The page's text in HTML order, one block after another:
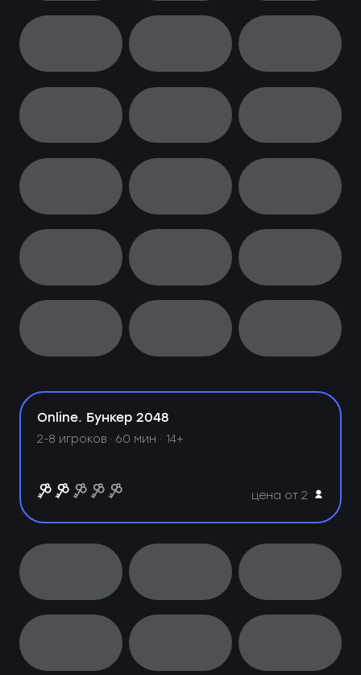
Online. Бункер 2048
2-8 игроков · 60 мин · 14+
цена от 2